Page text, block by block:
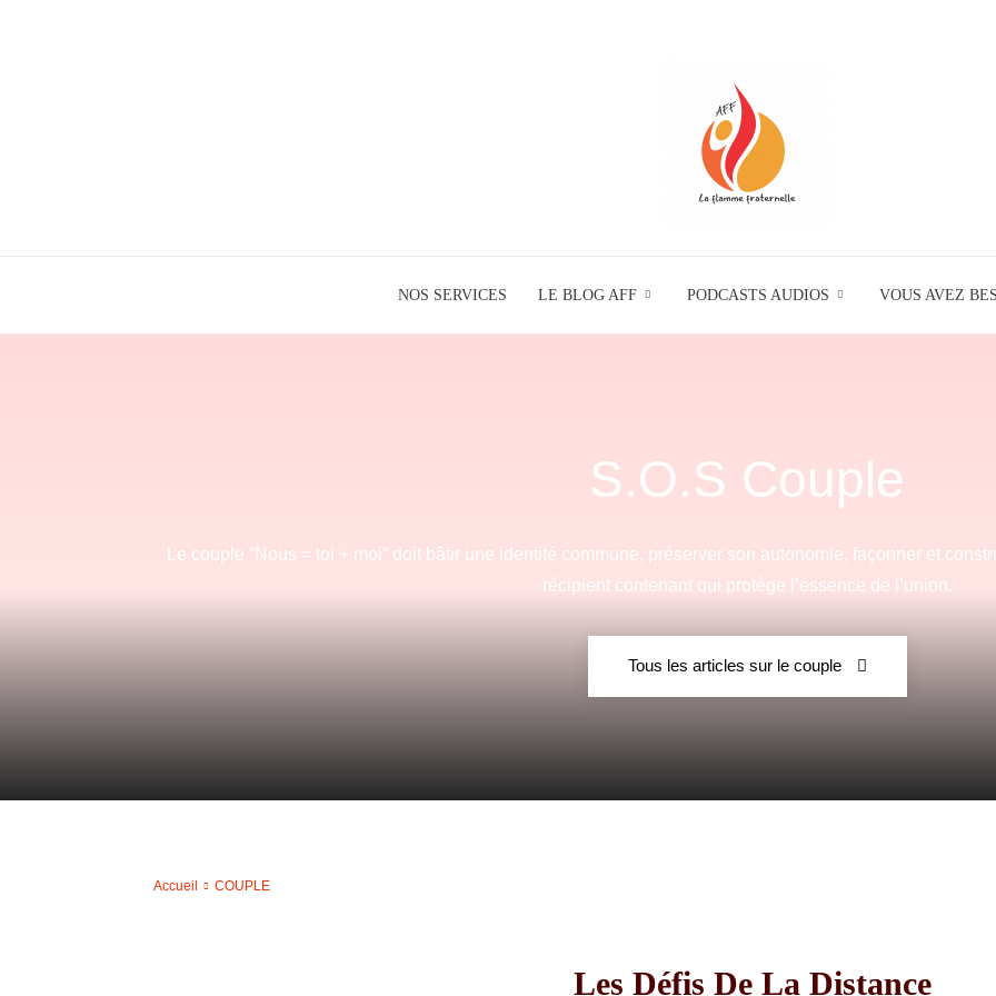
La
Fraternelle
NOS SERVICES LE BLOG AFF PODCASTS AUDIOS VOUS AVEZ
S.O.S Couple
Le couple “Nous = toi + moi” doit bâtir une identité commune, préserver son autonomie, façonner et
récipient contenant qui protège l’essence de l’union.
Tous les articles sur le couple
Accueil COUPLE
Les Défis De La Distance